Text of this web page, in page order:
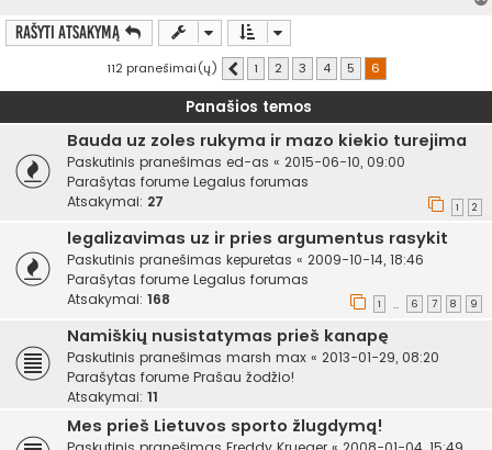
Rašyti atsakymą
112 pranešimai(ų) Ankstesnis
1 2 3 4 5 6
Panašios temos
Bauda uz zoles rukyma ir mazo kiekio turejima
Paskutinis pranešimas ed-as « 2015-06-10, 09:00
Parašytas forume Legalus forumas
Atsakymai: 27 1 2
legalizavimas uz ir pries argumentus rasykit
Paskutinis pranešimas kepuretas « 2009-10-14, 18:46
Parašytas forume Legalus forumas
Atsakymai: 168 1 … 6 7 8 9
Namiškių nusistatymas prieš kanapę
Paskutinis pranešimas marsh max « 2013-01-29, 08:20
Parašytas forume Prašau žodžio!
Atsakymai: 11
Mes prieš Lietuvos sporto žlugdymą!